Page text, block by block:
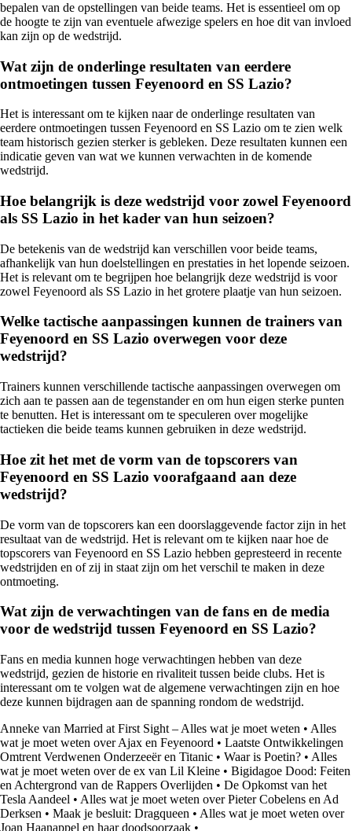
bepalen van de opstellingen van beide teams. Het is essentieel om op
de hoogte te zijn van eventuele afwezige spelers en hoe dit van invloed
kan zijn op de wedstrijd.
Wat zijn de onderlinge resultaten van eerdere
ontmoetingen tussen Feyenoord en SS Lazio?
Het is interessant om te kijken naar de onderlinge resultaten van
eerdere ontmoetingen tussen Feyenoord en SS Lazio om te zien welk
team historisch gezien sterker is gebleken. Deze resultaten kunnen een
indicatie geven van wat we kunnen verwachten in de komende
wedstrijd.
Hoe belangrijk is deze wedstrijd voor zowel Feyenoord
als SS Lazio in het kader van hun seizoen?
De betekenis van de wedstrijd kan verschillen voor beide teams,
afhankelijk van hun doelstellingen en prestaties in het lopende seizoen.
Het is relevant om te begrijpen hoe belangrijk deze wedstrijd is voor
zowel Feyenoord als SS Lazio in het grotere plaatje van hun seizoen.
Welke tactische aanpassingen kunnen de trainers van
Feyenoord en SS Lazio overwegen voor deze
wedstrijd?
Trainers kunnen verschillende tactische aanpassingen overwegen om
zich aan te passen aan de tegenstander en om hun eigen sterke punten
te benutten. Het is interessant om te speculeren over mogelijke
tactieken die beide teams kunnen gebruiken in deze wedstrijd.
Hoe zit het met de vorm van de topscorers van
Feyenoord en SS Lazio voorafgaand aan deze
wedstrijd?
De vorm van de topscorers kan een doorslaggevende factor zijn in het
resultaat van de wedstrijd. Het is relevant om te kijken naar hoe de
topscorers van Feyenoord en SS Lazio hebben gepresteerd in recente
wedstrijden en of zij in staat zijn om het verschil te maken in deze
ontmoeting.
Wat zijn de verwachtingen van de fans en de media
voor de wedstrijd tussen Feyenoord en SS Lazio?
Fans en media kunnen hoge verwachtingen hebben van deze
wedstrijd, gezien de historie en rivaliteit tussen beide clubs. Het is
interessant om te volgen wat de algemene verwachtingen zijn en hoe
deze kunnen bijdragen aan de spanning rondom de wedstrijd.
Anneke van Married at First Sight – Alles wat je moet weten • Alles
wat je moet weten over Ajax en Feyenoord • Laatste Ontwikkelingen
Omtrent Verdwenen Onderzeeër en Titanic • Waar is Poetin? • Alles
wat je moet weten over de ex van Lil Kleine • Bigidagoe Dood: Feiten
en Achtergrond van de Rappers Overlijden • De Opkomst van het
Tesla Aandeel • Alles wat je moet weten over Pieter Cobelens en Ad
Derksen • Maak je besluit: Dragqueen • Alles wat je moet weten over
Joan Haanappel en haar doodsoorzaak •